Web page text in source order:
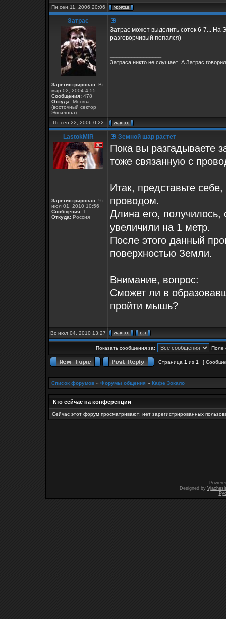
Пн сен 11, 2006 20:06
Затрас
Зарегистрирован: Вт
мар 02, 2004 4:55
Сообщения: 478
Откуда: Москва
(восточный сектор
Эпсилона)
Затрас может выделить соток 6-7... На
разговорчивый попался)
Затраса никто не слушает! А Затрас
Пт сен 22, 2006 0:22
LastokMIR
Зарегистрирован: Чт
июл 01, 2010 10:56
Сообщения: 1
Откуда: Россия
Земной шар растет
Пока вы разгадываете
тоже связанную с
Итак, представьте
проводом.
Длина его, получилось,
увеличили на 1 метр.
После этого данный
поверхностью Земли.
Внимание, вопрос:
Сможет ли в
пройти мышь?
Вс июл 04, 2010 13:27
Показать сообщения за: Поле
Страница 1 из 1 [
Список форумов » Форумы общения » Кафе Зокало
Кто сейчас на конференции
Сейчас этот форум просматривают: нет зарегистрированных
Designed by